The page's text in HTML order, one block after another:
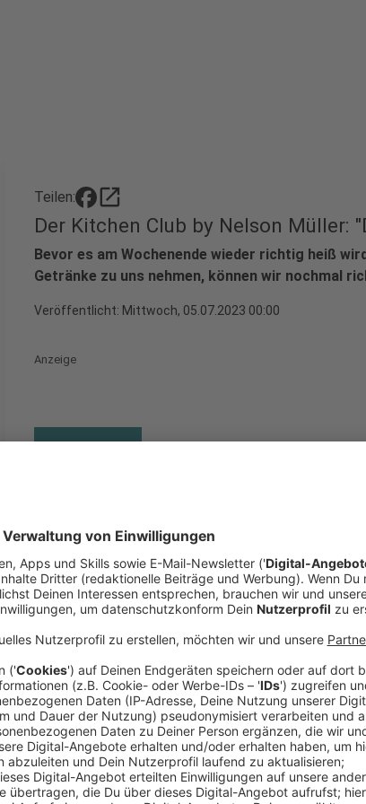
Teilen: open_in_new
Der Kitchen Club by Nelson Müller:
Bevor es am Wochenende wieder richtig heiß
Getränke zu uns nehmen, können wir nochmal
Veröffentlicht: Mittwoch, 05.07.2023 00:00
Anzeige
Der Kitchen Club by Nelson
Anzeige
Zutaten:
Für das Fleisch:
4 große Schalotten